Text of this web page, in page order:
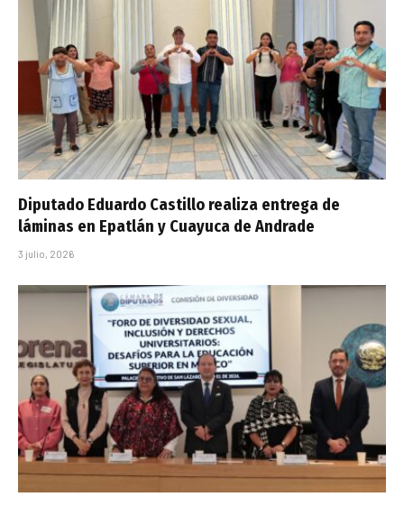
Diputado Eduardo Castillo realiza entrega de
láminas en Epatlán y Cuayuca de Andrade
3 julio, 2026